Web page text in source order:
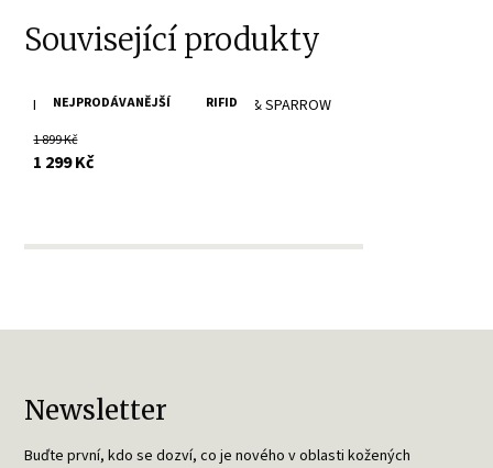
Související produkty
NEJPRODÁVANĚJŠÍ RIFID
Hnědá kožená peněženka SPIKES & SPARROW
1 899 Kč
1 299 Kčs DPH
Newsletter
Buďte první, kdo se dozví, co je nového v oblasti kožených